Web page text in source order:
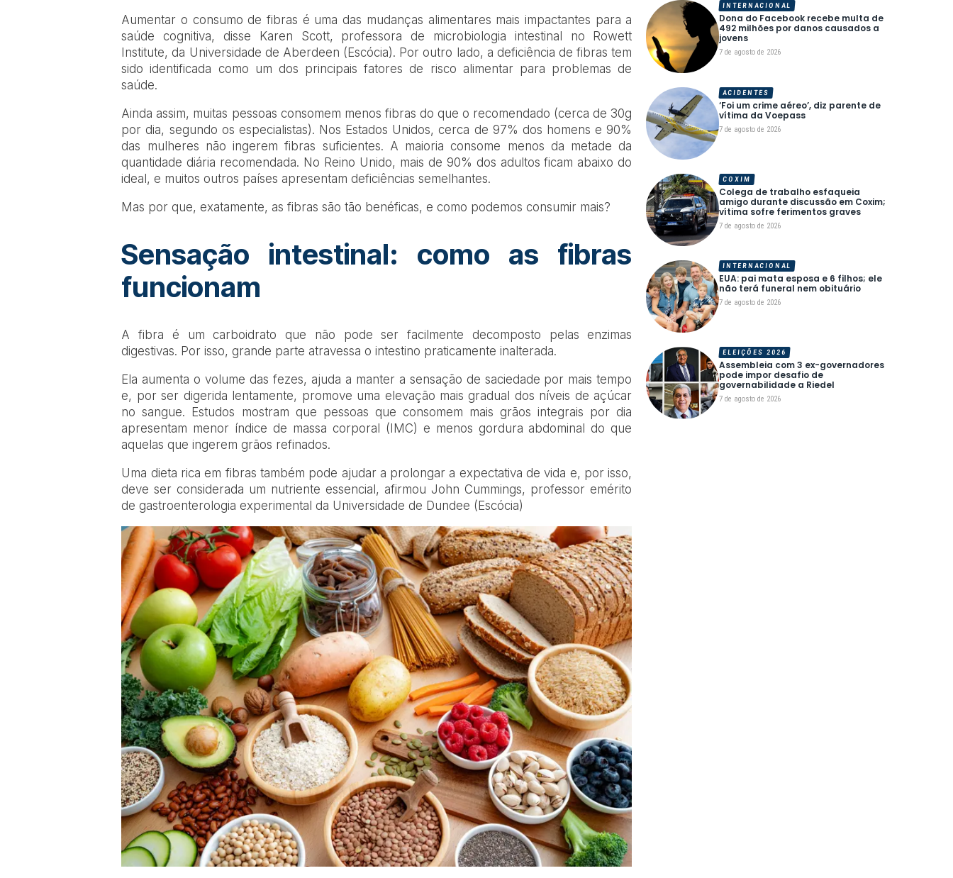
Aumentar o consumo de fibras é uma das mudanças alimentares mais impactantes para a
saúde cognitiva, disse Karen Scott, professora de microbiologia intestinal no Rowett
Institute, da Universidade de Aberdeen (Escócia). Por outro lado, a deficiência de fibras tem
sido identificada como um dos principais fatores de risco alimentar para problemas de
saúde.
Ainda assim, muitas pessoas consomem menos fibras do que o recomendado (cerca de 30g
por dia, segundo os especialistas). Nos Estados Unidos, cerca de 97% dos homens e 90%
das mulheres não ingerem fibras suficientes. A maioria consome menos da metade da
quantidade diária recomendada. No Reino Unido, mais de 90% dos adultos ficam abaixo do
ideal, e muitos outros países apresentam deficiências semelhantes.
Mas por que, exatamente, as fibras são tão benéficas, e como podemos consumir mais?
Sensação intestinal: como as fibras
funcionam
A fibra é um carboidrato que não pode ser facilmente decomposto pelas enzimas
digestivas. Por isso, grande parte atravessa o intestino praticamente inalterada.
Ela aumenta o volume das fezes, ajuda a manter a sensação de saciedade por mais tempo
e, por ser digerida lentamente, promove uma elevação mais gradual dos níveis de açúcar
no sangue. Estudos mostram que pessoas que consomem mais grãos integrais por dia
apresentam menor índice de massa corporal (IMC) e menos gordura abdominal do que
aquelas que ingerem grãos refinados.
Uma dieta rica em fibras também pode ajudar a prolongar a expectativa de vida e, por isso,
deve ser considerada um nutriente essencial, afirmou John Cummings, professor emérito
de gastroenterologia experimental da Universidade de Dundee (Escócia)
Dona do Facebook recebe multa de
492 milhões por danos causados a
jovens
7 de agosto de 2026
INTERNACIONAL
‘Foi um crime aéreo’, diz parente de
vítima da Voepass
7 de agosto de 2026
ACIDENTES
Colega de trabalho esfaqueia
amigo durante discussão em Coxim;
vítima sofre ferimentos graves
7 de agosto de 2026
COXIM
EUA: pai mata esposa e 6 filhos; ele
não terá funeral nem obituário
7 de agosto de 2026
INTERNACIONAL
Assembleia com 3 ex-governadores
pode impor desafio de
governabilidade a Riedel
7 de agosto de 2026
ELEIÇÕES 2026